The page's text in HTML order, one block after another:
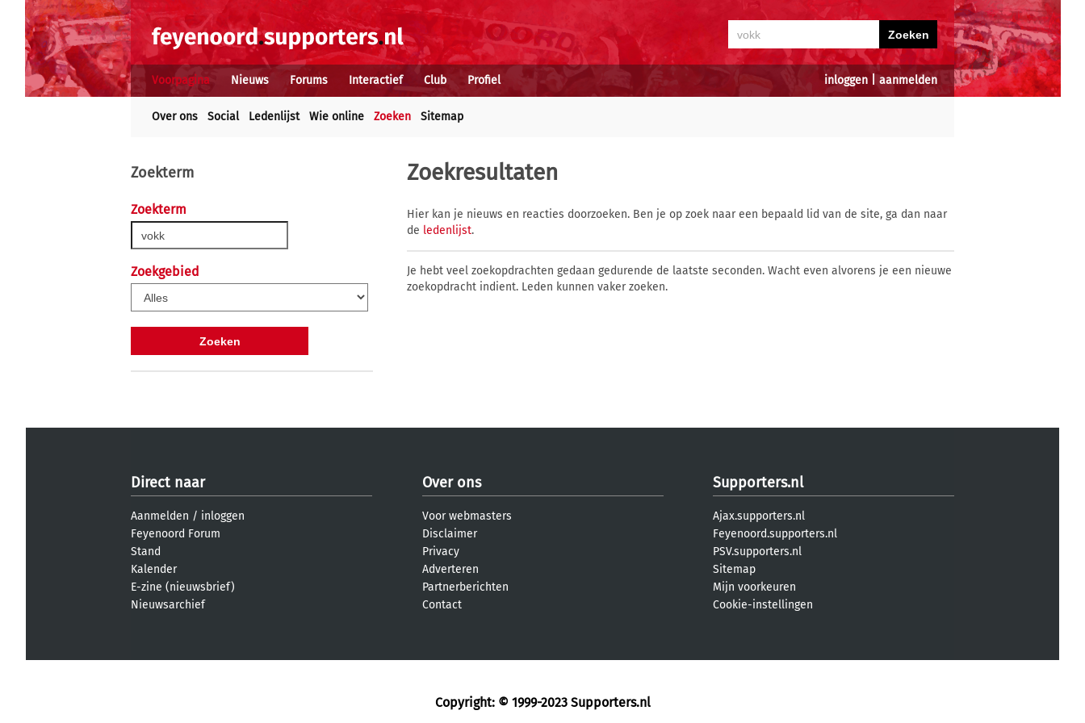
inloggen aanmelden
Voorpagina Nieuws Forums Interactief Club Profiel
Over ons Social Ledenlijst Wie online Zoeken Sitemap
Zoekterm
Zoekterm
Zoekgebied
Zoekresultaten
Hier kan je nieuws en reacties doorzoeken. Ben je op zoek naar een bepaald lid van de site, ga dan naar
de ledenlijst.
Je hebt veel zoekopdrachten gedaan gedurende de laatste seconden. Wacht even alvorens je een nieuwe
zoekopdracht indient. Leden kunnen vaker zoeken.
Direct naar
Aanmelden / inloggen
Feyenoord Forum
Stand
Kalender
E-zine (nieuwsbrief)
Nieuwsarchief
Over ons
Voor webmasters
Disclaimer
Privacy
Adverteren
Partnerberichten
Contact
Supporters.nl
Ajax.supporters.nl
Feyenoord.supporters.nl
PSV.supporters.nl
Sitemap
Mijn voorkeuren
Cookie-instellingen
Copyright: © 1999-2023 Supporters.nl